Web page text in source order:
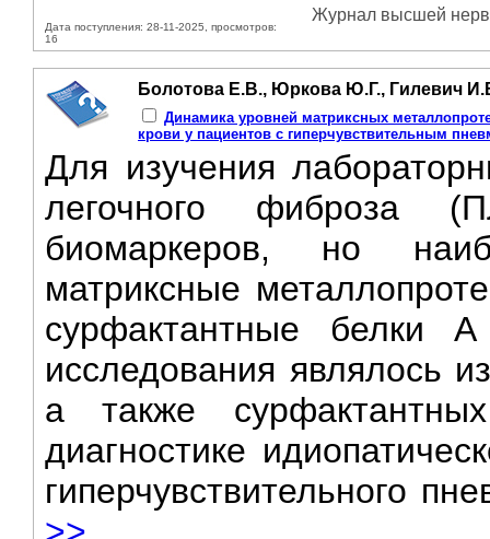
Дата поступления: 28-11-2025, просмотров:
16
Журнал высшей
Болотова Е.В., Юркова Ю.Г., Гилевич
Динамика уровней матриксных
крови у пациентов с гиперчувствительным
Для изучения
легочного фиброза
биомаркеров, но
матриксные
сурфактантные
исследования являлось
а также
диагностике
гиперчувствительного